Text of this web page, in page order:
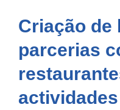
Criação de
parcerias
actividades